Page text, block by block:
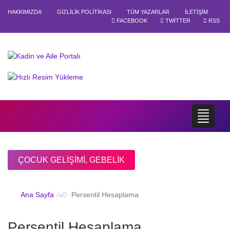
HAKKIMIZDA GIZLILIK POLITIKASI TÜM YAZARLAR
İLETIŞIM
FACEBOOK
TWITTER RSS
ÇOCUK GELIŞIMI , GEBELIK
Ana Sayfa Persentil Hesaplama